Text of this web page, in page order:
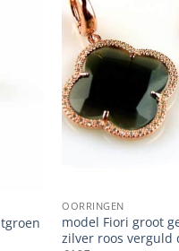
OORRINGEN
model Fiori groot
zilver roos verguld